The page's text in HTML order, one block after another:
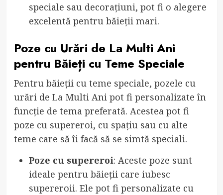
speciale sau decorațiuni, pot fi o alegere
excelentă pentru băieții mari.
Poze cu Urări de La Multi Ani
pentru Băieți cu Teme Speciale
Pentru băieții cu teme speciale, pozele cu
urări de La Multi Ani pot fi personalizate în
funcție de tema preferată. Acestea pot fi
poze cu supereroi, cu spațiu sau cu alte
teme care să îi facă să se simtă speciali.
Poze cu supereroi: Aceste poze sunt
ideale pentru băieții care iubesc
supereroii. Ele pot fi personalizate cu